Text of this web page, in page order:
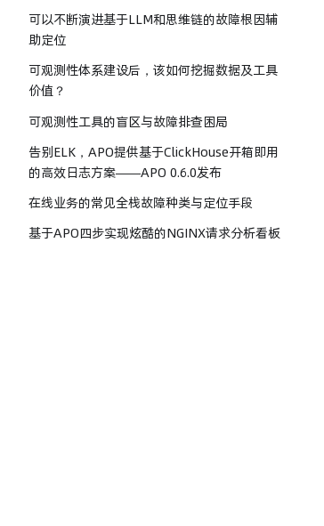
可以不断演进基于LLM和思维链的故障根因辅
助定位
可观测性体系建设后，该如何挖掘数据及工具
价值？
可观测性工具的盲区与故障排查困局
告别ELK，APO提供基于ClickHouse开箱即用
的高效日志方案——APO 0.6.0发布
在线业务的常见全栈故障种类与定位手段
基于APO四步实现炫酷的NGINX请求分析看板